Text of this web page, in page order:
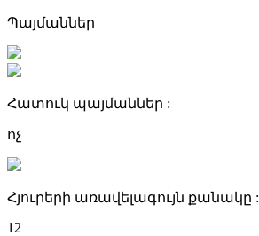
Պայմաններ
Հատուկ պայմաններ :
ոչ
Հյուրերի առավելագույն քանակը :
12